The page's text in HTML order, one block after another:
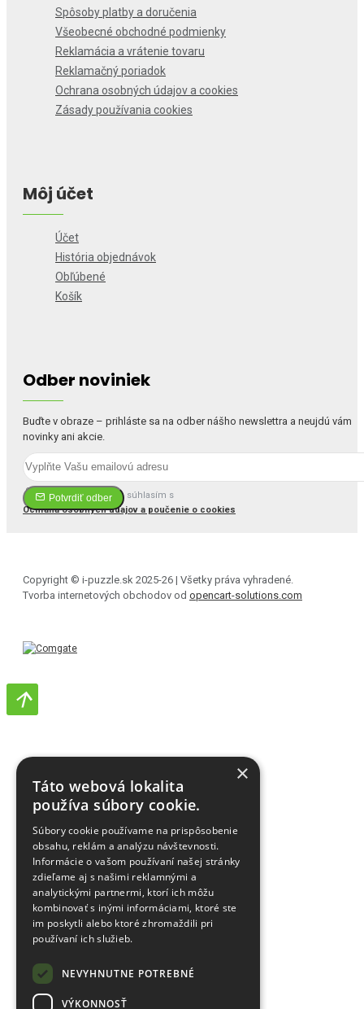
Spôsoby platby a doručenia
Všeobecné obchodné podmienky
Reklamácia a vrátenie tovaru
Reklamačný poriadok
Ochrana osobných údajov a cookies
Zásady používania cookies
Môj účet
Účet
História objednávok
Obľúbené
Košík
Odber noviniek
Buďte v obraze – prihláste sa na odber nášho newslettra a neujdú vám
novinky ani akcie.
Potvrdiť odber
Prečítal(a) som si a súhlasím s
Ochrana osobných údajov a poučenie o cookies
Copyright © i-puzzle.sk 2025-26 | Všetky práva vyhradené.
Tvorba internetových obchodov od opencart-solutions.com
×
Táto webová lokalita
používa súbory cookie.
Súbory cookie používame na prispôsobenie
obsahu, reklám a analýzu návštevnosti.
Informácie o vašom používaní našej stránky
zdieľame aj s našimi reklamnými a
analytickými partnermi, ktorí ich môžu
kombinovať s inými informáciami, ktoré ste
im poskytli alebo ktoré zhromaždili pri
používaní ich služieb.
NEVYHNUTNE POTREBNÉ
VÝKONNOSŤ